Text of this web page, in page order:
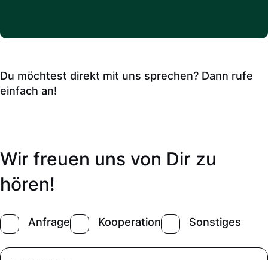
Du möchtest direkt mit uns sprechen? Dann rufe
einfach an!
Wir freuen uns von Dir zu
hören!
Anfrage Kooperation Sonstiges